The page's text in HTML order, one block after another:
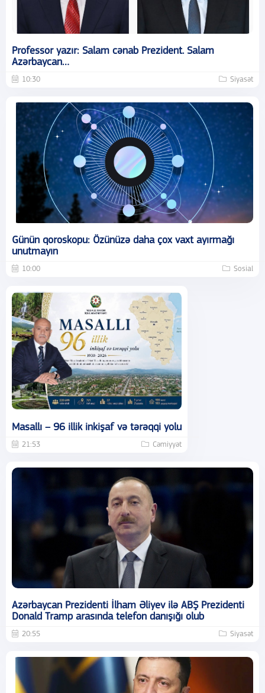
Professor yazır: Salam cənab Prezident. Salam
Azərbaycan…
10:30 Siyasət
Günün qoroskopu: Özünüzə daha çox vaxt ayırmağı
unutmayın
10:00 Sosial
Masallı – 96 illik inkişaf və tərəqqi yolu
21:53 Cəmiyyət
Azərbaycan Prezidenti İlham Əliyev ilə ABŞ Prezidenti
Donald Tramp arasında telefon danışığı olub
20:55 Siyasət